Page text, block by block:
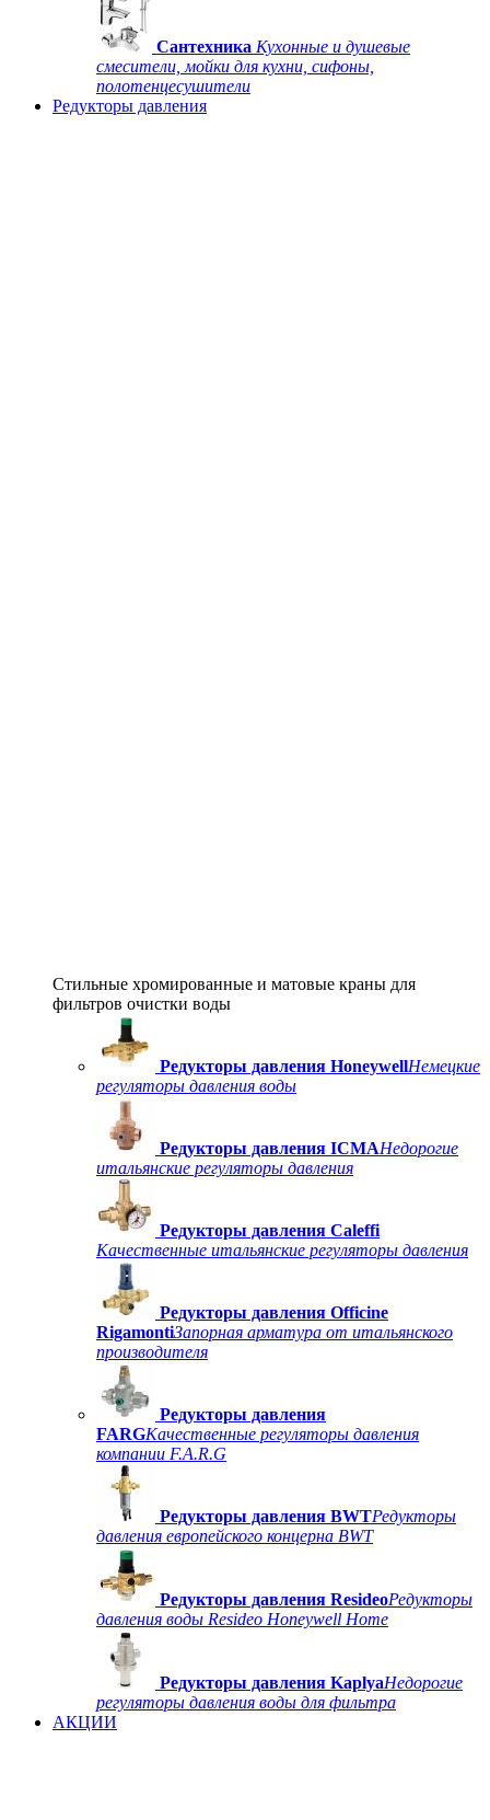
Сантехника Кухонные и душевые
смесители, мойки для кухни, сифоны,
полотенцесушители
Редукторы давления
Стильные хромированные и матовые краны для
фильтров очистки воды
Редукторы давления HoneywellНемецкие
регуляторы давления воды
Редукторы давления ICMAНедорогие
итальянские регуляторы давления
Редукторы давления Caleffi
Качественные итальянские регуляторы давления
Редукторы давления Officine
RigamontiЗапорная арматура от итальянского
производителя
Редукторы давления
FARGКачественные регуляторы давления
компании F.A.R.G
Редукторы давления BWTРедукторы
давления европейского концерна BWT
Редукторы давления ResideoРедукторы
давления воды Resideo Honeywell Home
Редукторы давления KaplyaНедорогие
регуляторы давления воды для фильтра
АКЦИИ